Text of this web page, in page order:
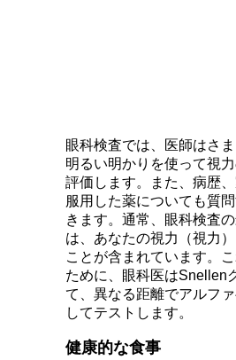
眼科検査では、医師はさ
明るい明かりを使って視
評価します。また、病歴、
服用した薬についても質
きます。通常、眼科検査
は、あなたの視力（視力
ことが含まれています。
ために、眼科医はSnellen
て、異なる距離でアルフ
してテストします。
健康的な食事